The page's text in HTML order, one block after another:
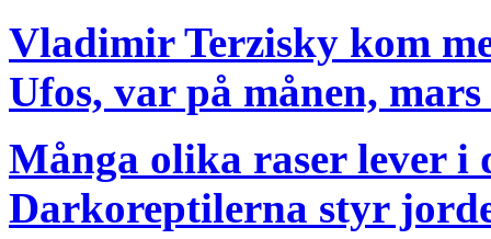
Vladimir Terzisky kom
Ufos, var på månen,
Många olika raser lever i
Darkoreptilerna styr